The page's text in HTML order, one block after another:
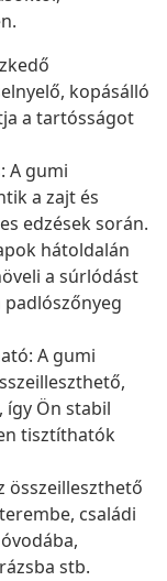
kopásálló
a tartósságot
A gumi
a zajt és
edzések során.
hátoldalán
a súrlódást
A gumi
így Ön stabil
tisztíthatók
összeilleszthető
családi
stb.